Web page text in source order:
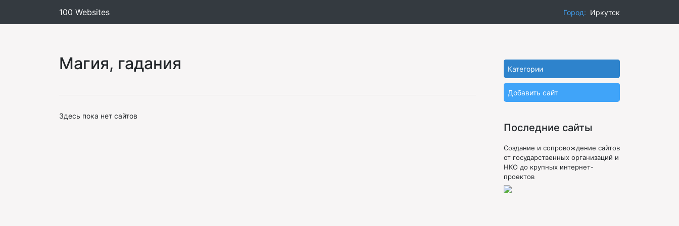
100 Websites Город: Иркутск
Магия, гадания
Здесь пока нет сайтов
Категории
Добавить сайт
Последние сайты
Создание и сопровождение сайтов
от государственных организаций и
НКО до крупных интернет-
проектов